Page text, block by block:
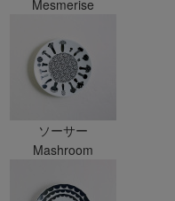
Mesmerise
ソーサー
Mashroom